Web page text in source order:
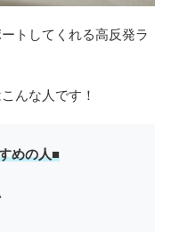
トしてくれる高反発ラ
んな人です！
めの人■